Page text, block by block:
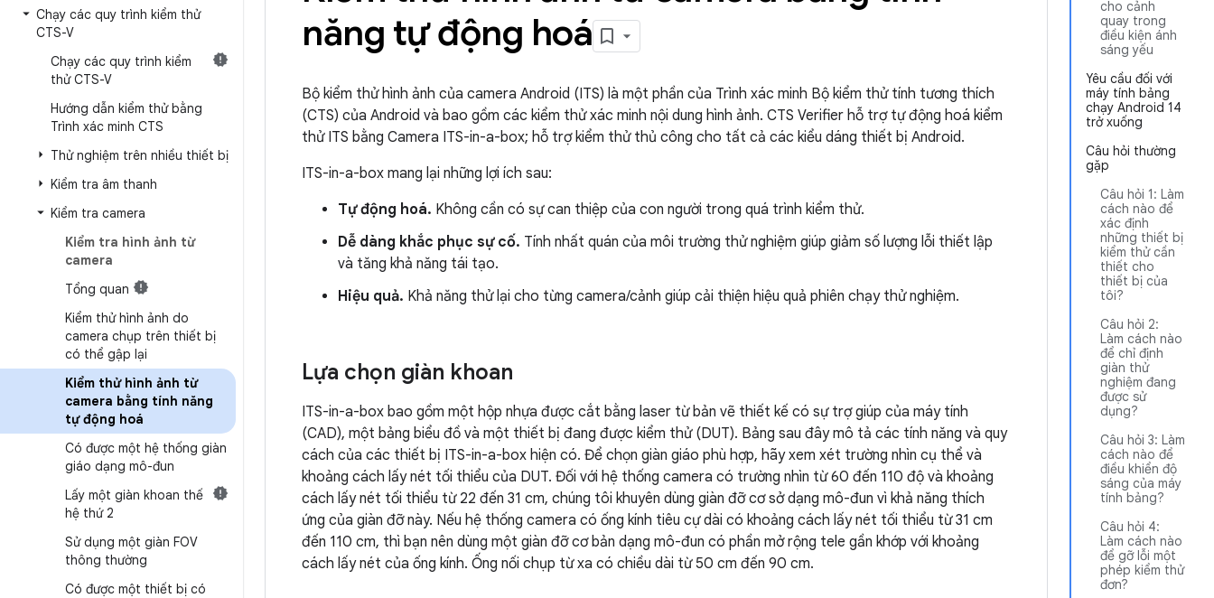
Chạy các quy trình kiểm thử
CTS-V
Chạy các quy trình kiểm
thử CTS-V
Hướng dẫn kiểm thử bằng
Trình xác minh CTS
Thử nghiệm trên nhiều thiết bị
Kiểm tra âm thanh
Kiểm tra camera
Kiểm tra hình ảnh từ
camera
Tổng quan
Kiểm thử hình ảnh do
camera chụp trên thiết bị
có thể gập lại
Kiểm thử hình ảnh từ
camera bằng tính năng
tự động hoá
Có được một hệ thống giàn
giáo dạng mô-đun
Lấy một giàn khoan thế
hệ thứ 2
Sử dụng một giàn FOV
thông thường
Có được một thiết bị có
cho cảnh
quay trong
điều kiện ánh
sáng yếu
Yêu cầu đối với
máy tính bảng
chạy Android 14
trở xuống
Câu hỏi thường
gặp
Câu hỏi 1: Làm
cách nào để
xác định
những thiết bị
kiểm thử cần
thiết cho
thiết bị của
tôi?
Câu hỏi 2:
Làm cách nào
để chỉ định
giàn thử
nghiệm đang
được sử
dụng?
Câu hỏi 3: Làm
cách nào để
điều khiển độ
sáng của máy
tính bảng?
Câu hỏi 4:
Làm cách nào
để gỡ lỗi một
phép kiểm thử
đơn?
năng tự động hoá
Bộ kiểm thử hình ảnh của camera Android (ITS) là một phần của Trình xác minh Bộ kiểm thử tính tương thích
(CTS) của Android và bao gồm các kiểm thử xác minh nội dung hình ảnh. CTS Verifier hỗ trợ tự động hoá kiểm
thử ITS bằng Camera ITS-in-a-box; hỗ trợ kiểm thử thủ công cho tất cả các kiểu dáng thiết bị Android.
ITS-in-a-box mang lại những lợi ích sau:
Tự động hoá. Không cần có sự can thiệp của con người trong quá trình kiểm thử.
Dễ dàng khắc phục sự cố. Tính nhất quán của môi trường thử nghiệm giúp giảm số lượng lỗi thiết lập
và tăng khả năng tái tạo.
Hiệu quả. Khả năng thử lại cho từng camera/cảnh giúp cải thiện hiệu quả phiên chạy thử nghiệm.
Lựa chọn giàn khoan
ITS-in-a-box bao gồm một hộp nhựa được cắt bằng laser từ bản vẽ thiết kế có sự trợ giúp của máy tính
(CAD), một bảng biểu đồ và một thiết bị đang được kiểm thử (DUT). Bảng sau đây mô tả các tính năng và quy
cách của các thiết bị ITS-in-a-box hiện có. Để chọn giàn giáo phù hợp, hãy xem xét trường nhìn cụ thể và
khoảng cách lấy nét tối thiểu của DUT. Đối với hệ thống camera có trường nhìn từ 60 đến 110 độ và khoảng
cách lấy nét tối thiểu từ 22 đến 31 cm, chúng tôi khuyên dùng giàn đỡ cơ sở dạng mô-đun vì khả năng thích
ứng của giàn đỡ này. Nếu hệ thống camera có ống kính tiêu cự dài có khoảng cách lấy nét tối thiểu từ 31 cm
đến 110 cm, thì bạn nên dùng một giàn đỡ cơ bản dạng mô-đun có phần mở rộng tele gần khớp với khoảng
cách lấy nét của ống kính. Ống nối chụp từ xa có chiều dài từ 50 cm đến 90 cm.